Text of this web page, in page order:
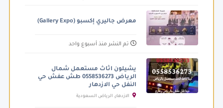
معرض جاليري إكسبو (Gallery Expo)
تم النشر منذ أسبوع واحد
يشيلون اثاث مستعمل شمال
الرياض 0558536273 طش عفش حي
النفل حي الازدهار